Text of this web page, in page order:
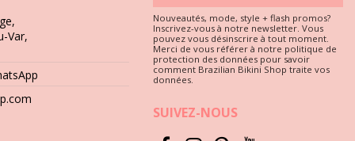
tissu est un must si vous souhaitez profiter de votre bikini
avec des surfaces comme le béton, les pierres (par exemple
Var,
Nouveautés, mode, style + flash promos?
Inscrivez-vous à notre newsletter. Vous
pouvez vous désinscrire à tout moment.
Merci de vous référer à notre politique de
protection des données pour savoir
comment Brazilian Bikini Shop traite vos
données.
SUIVEZ-NOUS